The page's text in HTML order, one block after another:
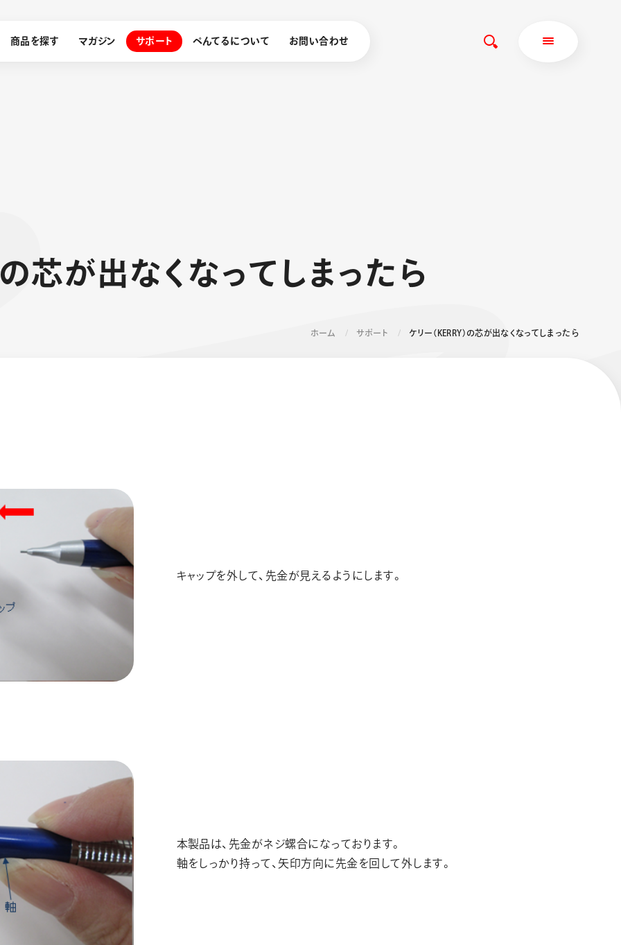
商品を探す マガジン サポート ぺんてるについて お問い合わせ
運営会社
ーン 限定
アートクレヨン
芯が出なく なって し ま っ た ら
ホーム サポート ケリー（KERRY）の芯が出なくなってしまったら
キャップを外して、先金が見えるようにします。
本製品は、先金がネジ螺合になっております。
軸をしっかり持って、矢印方向に先金を回して外します。